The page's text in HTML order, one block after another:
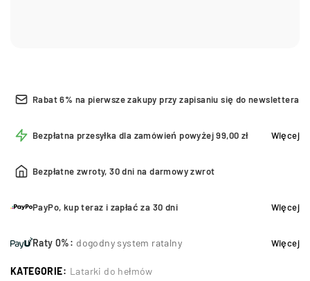
Rabat 6% na pierwsze zakupy przy zapisaniu się do newslettera
Bezpłatna przesyłka dla zamówień powyżej 99,00 zł Więcej
Bezpłatne zwroty, 30 dni na darmowy zwrot
PayPo, kup teraz i zapłać za 30 dni Więcej
Raty 0%: dogodny system ratalny Więcej
KATEGORIE: Latarki do hełmów